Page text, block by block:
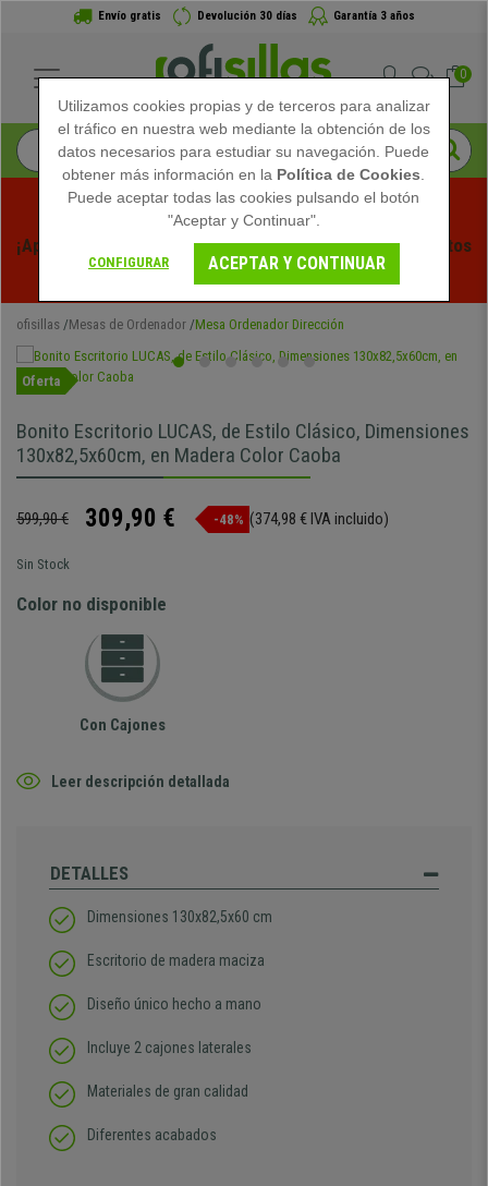
Envío gratis Devolución 30 días Garantía 3 años
0
¡Aprovecha las Rebajas de Verano en Ofisillas! Descuentos
Exclusivos por Tiempo Limitado - Ver Promo
ofisillas Mesas de Ordenador Mesa Ordenador Dirección
Oferta
Bonito Escritorio LUCAS, de Estilo Clásico, Dimensiones
130x82,5x60cm, en Madera Color Caoba
599,90 € 309,90 € -48% (374,98 € IVA incluido)
Sin Stock
Color no disponible
Con Cajones
Leer descripción detallada
DETALLES
Dimensiones 130x82,5x60 cm
Escritorio de madera maciza
Diseño único hecho a mano
Incluye 2 cajones laterales
Materiales de gran calidad
Diferentes acabados
Utilizamos cookies propias y de terceros para analizar
el tráfico en nuestra web mediante la obtención de los
datos necesarios para estudiar su navegación. Puede
obtener más información en la Política de Cookies
Puede aceptar todas las cookies pulsando el botón
"Aceptar y Continuar".
CONFIGURAR ACEPTAR Y CONTINUAR